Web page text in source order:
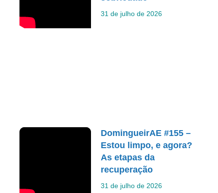
31 de julho de 2026
DomingueirAE #155 –
Estou limpo, e agora?
As etapas da
recuperação
31 de julho de 2026